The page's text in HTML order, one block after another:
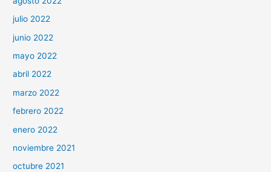
julio 2022
junio 2022
mayo 2022
abril 2022
marzo 2022
febrero 2022
enero 2022
noviembre 2021
octubre 2021